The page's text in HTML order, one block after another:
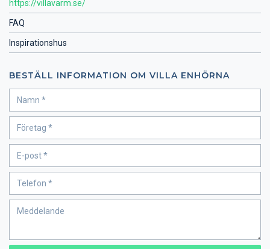
https://villavarm.se/
FAQ
Inspirationshus
BESTÄLL INFORMATION OM VILLA ENHÖRNA